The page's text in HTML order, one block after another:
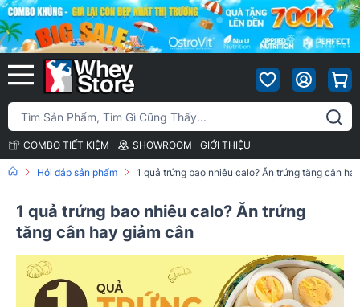
COMBO TIẾT KIỆM SHOWROOM GIỚI THIỆU
Hỏi đáp sản phẩm 1 quả trứng bao nhiêu calo? Ăn trứng tăng cân
1 quả trứng bao nhiêu calo? Ăn trứng
tăng cân hay giảm cân